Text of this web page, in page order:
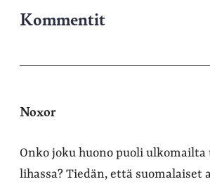
Kommentit
Noxor
Onko joku huono puoli ulkomailta
lihassa? Tiedän, että suomalaiset